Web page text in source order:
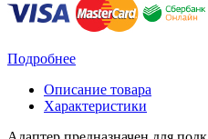
Подробнее
Описание товара
Характеристики